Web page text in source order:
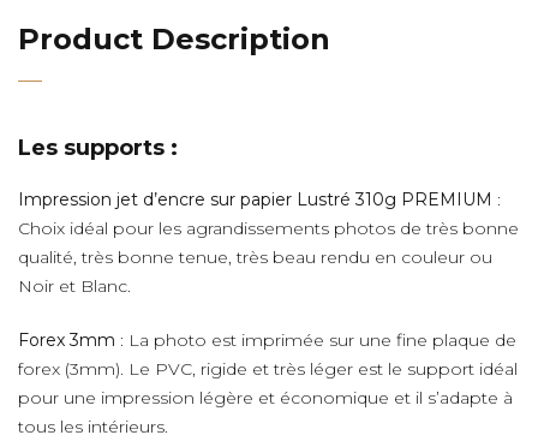
Product Description
Les supports :
Impression jet d’encre sur papier Lustré 310g PREMIUM :
Choix idéal pour les agrandissements photos de très bonne
qualité, très bonne tenue, très beau rendu en couleur ou
Noir et Blanc.
Forex 3mm : La photo est imprimée sur une fine plaque de
forex (3mm). Le PVC, rigide et très léger est le support idéal
pour une impression légère et économique et il s’adapte à
tous les intérieurs.